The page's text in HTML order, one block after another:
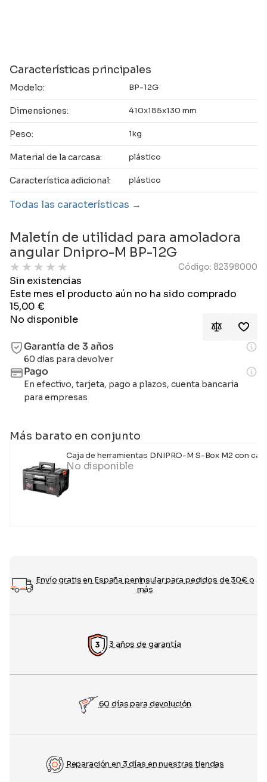
Características principales
Modelo: BP-12G
Dimensiones: 410x185x130 mm
Peso: 1kg
Material de la carcasa: plástico
Característica adicional: plástico
Todas las características
Maletín de utilidad para amoladora
angular Dnipro-M BP-12G
★ ★ ★ ★ ★ Código: 82398000
Sin existencias
Este mes el producto aún no ha sido comprado
15,00€
No disponible
Garantía de 3 años
60 días para devolver
Pago
En efectivo, tarjeta, pago a plazos, cuenta bancaria
para empresas
Más barato en conjunto
Caja de herramientas DNIPRO-M S-Box M2 con
No disponible
Envío gratis en España peninsular para pedidos de 30€ o
más
3 años de garantía
60 días para devolución
Reparación en 3 días en nuestras tiendas